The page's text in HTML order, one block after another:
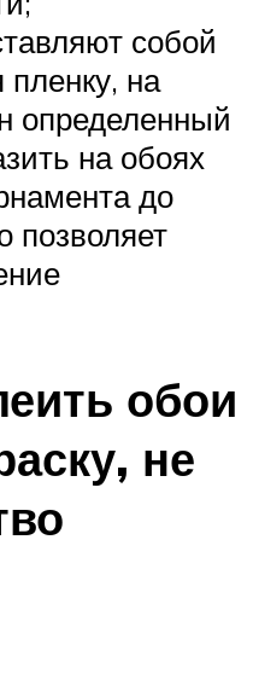
собой
на
определенный
на обоях
до
позволяет
обои
не